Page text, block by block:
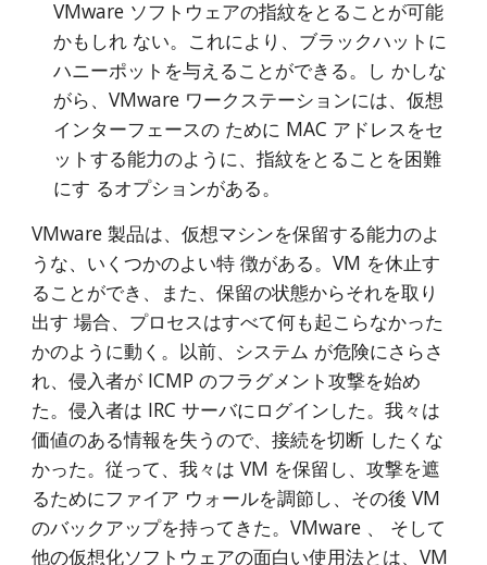
VMware ソフトウェアの指紋をとることが可能
かもしれ ない。これにより、ブラックハットに
ハニーポットを与えることができる。し かしな
がら、VMware ワークステーションには、仮想
インターフェースの ために MAC アドレスをセ
ットする能力のように、指紋をとることを困難
にす るオプションがある。
VMware 製品は、仮想マシンを保留する能力のよ
うな、いくつかのよい特 徴がある。VM を休止す
ることができ、また、保留の状態からそれを取り
出す 場合、プロセスはすべて何も起こらなかった
かのように動く。以前、システム が危険にさらさ
れ、侵入者が ICMP のフラグメント攻撃を始め
た。侵入者は IRC サーバにログインした。我々は
価値のある情報を失うので、接続を切断 したくな
かった。従って、我々は VM を保留し、攻撃を遮
るためにファイア ウォールを調節し、その後 VM
のバックアップを持ってきた。VMware 、 そして
他の仮想化ソフトウェアの面白い使用法とは、VM